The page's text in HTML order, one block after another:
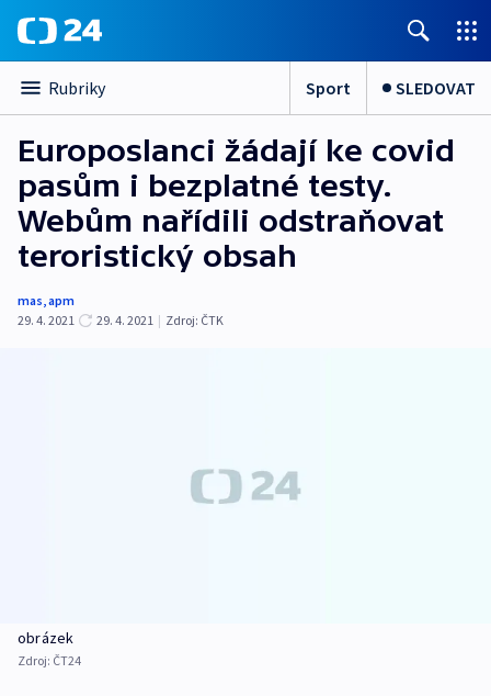
Rubriky Sport SLEDOVAT
Europoslanci žádají ke covid
pasům i bezplatné testy.
Webům nařídili odstraňovat
teroristický obsah
mas,apm
29. 4. 2021
29. 4. 2021 | Zdroj: ČTK
obrázek
Zdroj: ČT24